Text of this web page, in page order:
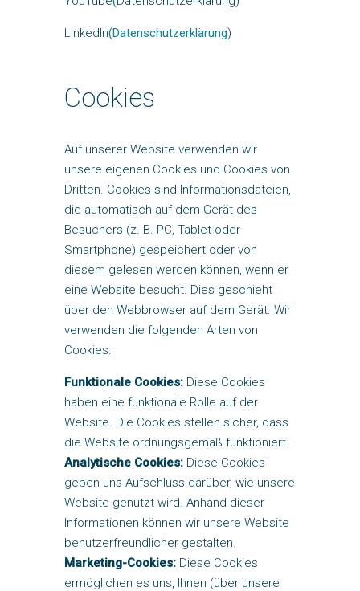
LinkedIn(Datenschutzerklärung)
Cookies
Auf unserer Website verwenden wir
unsere eigenen Cookies und Cookies von
Dritten. Cookies sind Informationsdateien,
die automatisch auf dem Gerät des
Besuchers (z. B. PC, Tablet oder
Smartphone) gespeichert oder von
diesem gelesen werden können, wenn er
eine Website besucht. Dies geschieht
über den Webbrowser auf dem Gerät. Wir
verwenden die folgenden Arten von
Cookies:
Funktionale Cookies: Diese Cookies
haben eine funktionale Rolle auf der
Website. Die Cookies stellen sicher, dass
die Website ordnungsgemäß funktioniert.
Analytische Cookies: Diese Cookies
geben uns Aufschluss darüber, wie unsere
Website genutzt wird. Anhand dieser
Informationen können wir unsere Website
benutzerfreundlicher gestalten.
Marketing-Cookies: Diese Cookies
ermöglichen es uns, Ihnen (über unsere